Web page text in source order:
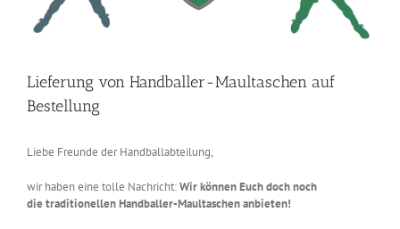
Lieferung von Handballer-Maultaschen auf
Bestellung
Liebe Freunde der Handballabteilung,
wir haben eine tolle Nachricht:Wir können Euch doch noch
die traditionellen Handballer-Maultaschen anbieten!